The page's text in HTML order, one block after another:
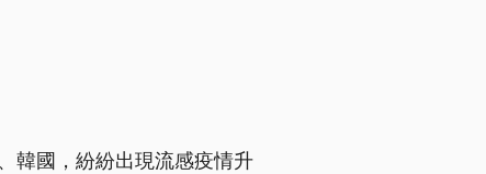
韓國，紛紛出現流感疫情升